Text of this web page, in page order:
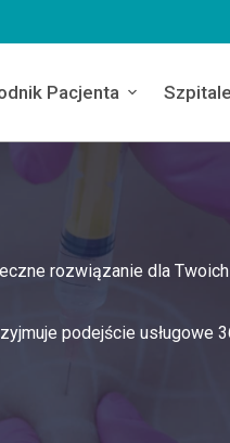
Pacjenta
rozwiązanie dla Twoich
podejście usługowe